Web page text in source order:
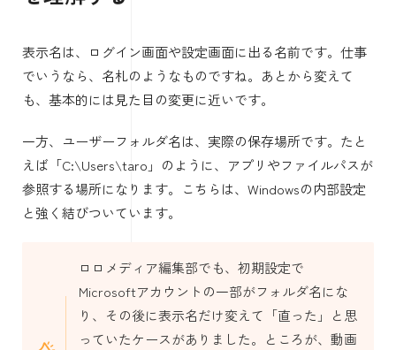
表示名は、ログイン画面や設定画面に出る名前です。仕事
でいうなら、名札のようなものですね。あとから変えて
も、基本的には見た目の変更に近いです。
一方、ユーザーフォルダ名は、実際の保存場所です。たと
えば「C:\Users\taro」のように、アプリやファイルパスが
参照する場所になります。こちらは、Windowsの内部設定
と強く結びついています。
ロロメディア編集部でも、初期設定で
Microsoftアカウントの一部がフォルダ名にな
り、その後に表示名だけ変えて「直った」と思
っていたケースがありました。ところが、動画